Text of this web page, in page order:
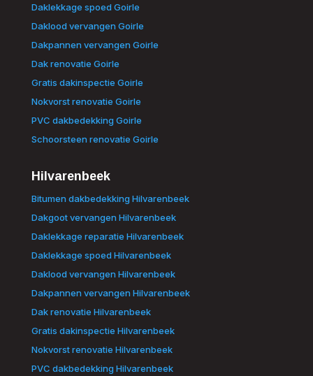
Daklekkage spoed Goirle
Daklood vervangen Goirle
Dakpannen vervangen Goirle
Dak renovatie Goirle
Gratis dakinspectie Goirle
Nokvorst renovatie Goirle
PVC dakbedekking Goirle
Schoorsteen renovatie Goirle
Hilvarenbeek
Bitumen dakbedekking Hilvarenbeek
Dakgoot vervangen Hilvarenbeek
Daklekkage reparatie Hilvarenbeek
Daklekkage spoed Hilvarenbeek
Daklood vervangen Hilvarenbeek
Dakpannen vervangen Hilvarenbeek
Dak renovatie Hilvarenbeek
Gratis dakinspectie Hilvarenbeek
Nokvorst renovatie Hilvarenbeek
PVC dakbedekking Hilvarenbeek